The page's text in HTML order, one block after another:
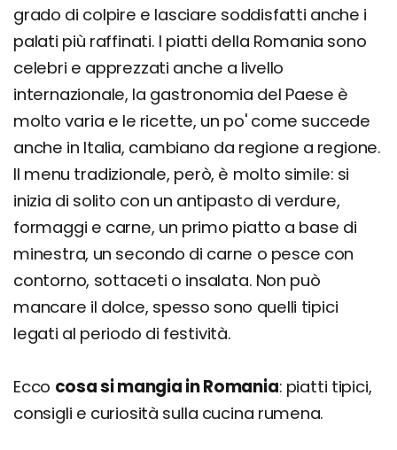
grado di colpire e lasciare soddisfatti anche i
palati più raffinati. I piatti della Romania sono
celebri e apprezzati anche a livello
internazionale, la gastronomia del Paese è
molto varia e le ricette, un po' come succede
anche in Italia, cambiano da regione a regione.
Il menu tradizionale, però, è molto simile: si
inizia di solito con un antipasto di verdure,
formaggi e carne, un primo piatto a base di
minestra, un secondo di carne o pesce con
contorno, sottaceti o insalata. Non può
mancare il dolce, spesso sono quelli tipici
legati al periodo di festività.
Ecco cosa si mangia in Romania: piatti tipici,
consigli e curiosità sulla cucina rumena.